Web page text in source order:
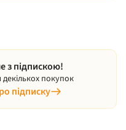
з підпискою!
покупок
підписку